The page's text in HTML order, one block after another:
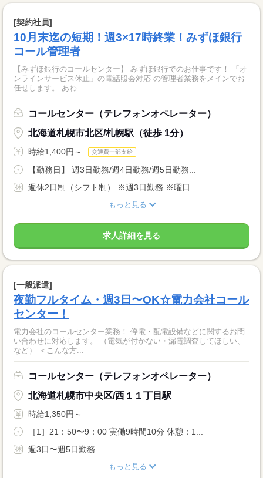
[契約社員]
10月末迄の短期！週3×17時終業！みずほ銀行
コール管理者
【みずほ銀行のコールセンター】 みずほ銀行でのお仕事です！ 「オ
ンラインサービス休止」の電話照会対応 の管理者業務をメインでお
任せします。 あわ...
コールセンター（テレフォンオペレーター）
北海道札幌市北区/札幌駅（徒歩 1分）
時給1,400円～ 交通費一部支給
【勤務日】 週3日勤務/週4日勤務/週5日勤務...
週休2日制（シフト制） ※週3日勤務 ※曜日...
もっと見る
求人詳細を見る
[一般派遣]
夜勤フルタイム・週3日〜OK☆電力会社コール
センター！
電力会社のコールセンター業務！ 停電・配電設備などに関するお問
い合わせに対応します。 （電気が付かない・漏電調査してほしい、
など） ＜こんな方...
コールセンター（テレフォンオペレーター）
北海道札幌市中央区/西１１丁目駅
時給1,350円～
［1］21：50〜9：00 実働9時間10分 休憩：1...
週3日〜週5日勤務
もっと見る